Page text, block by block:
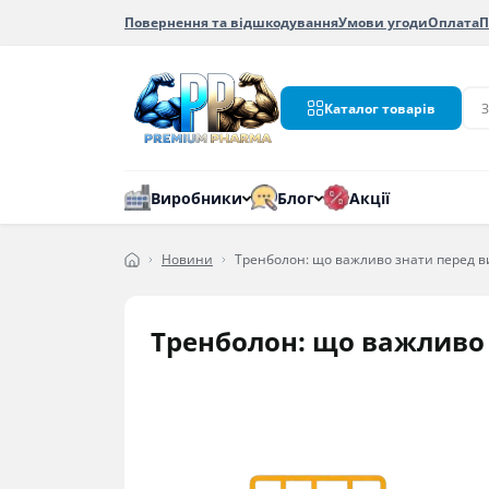
Повернення та відшкодуванняУмови угодиОплата
Каталог товарів
Виробники Блог Акції
Новини Тренболон: що важливо знати перед
Тренболон: що